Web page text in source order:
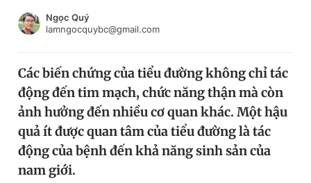
Chào ngày mới
Video Magazine
Sản phẩm khác
Đăng xuất
Ngọc Quý
lamngocquybc@gmail.com
Các biến chứng của tiểu đường không chỉ tác
động đến tim mạch, chức năng thận mà còn
ảnh hưởng đến nhiều cơ quan khác. Một hậu
quả ít được quan tâm của tiểu đường là tác
động của bệnh đến khả năng sinh sản của
nam giới.